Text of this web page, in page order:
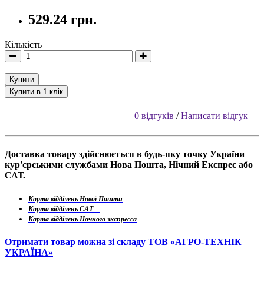
529.24 грн.
Кількість
Купити
Купити в 1 клік
0 відгуків /Написати відгук
Доставка товару здійснюється в будь-яку точку України
кур'єрськими службами Нова Пошта, Нічний Експрес або
САТ.
Карта відділень Нової Пошти
Карта відділень САТ
Карта відділень Ночного экспресса
Отримати товар можна зі складу ТОВ «АГРО-ТЕХНІК
УКРАЇНА»